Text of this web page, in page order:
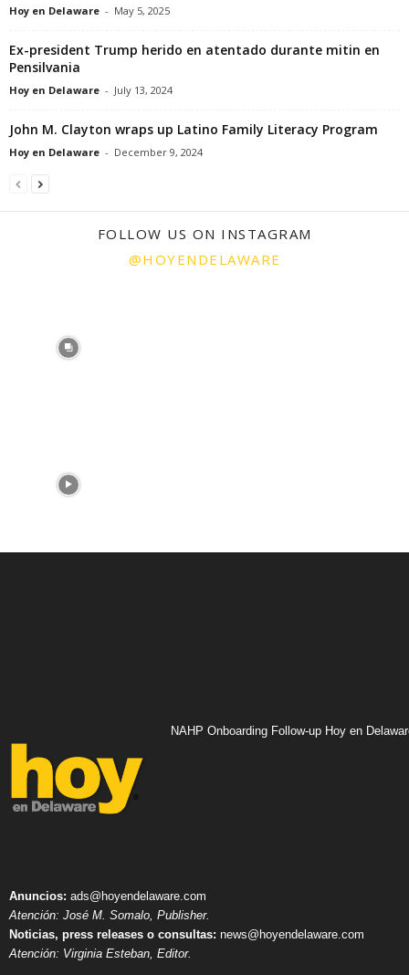
Hoy en Delaware - May 5, 2025
Ex-president Trump herido en atentado durante mitin en
Pensilvania
Hoy en Delaware - July 13, 2024
John M. Clayton wraps up Latino Family Literacy Program
Hoy en Delaware - December 9, 2024
FOLLOW US ON INSTAGRAM
@HOYENDELAWARE
NAHP Onboarding Follow-up Hoy en
Anuncios: ads@hoyendelaware.com
Atención: José M. Somalo, Publisher.
Noticias, press releases o consultas: news@hoyendelaware.com
Atención: Virginia Esteban, Editor.